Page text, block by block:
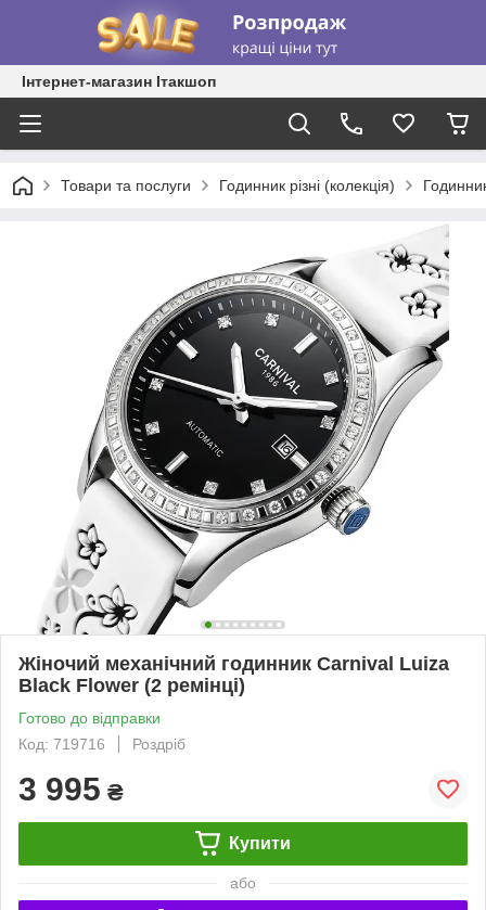
Інтернет-магазин Ітакшоп
Товари та послуги Годинник різні (колекція)
Жіночий механічний годинник Carnival Luiza
Black Flower (2 ремінці)
Готово до відправки
Код: 719716
Роздріб
3 995 ₴
Купити
або